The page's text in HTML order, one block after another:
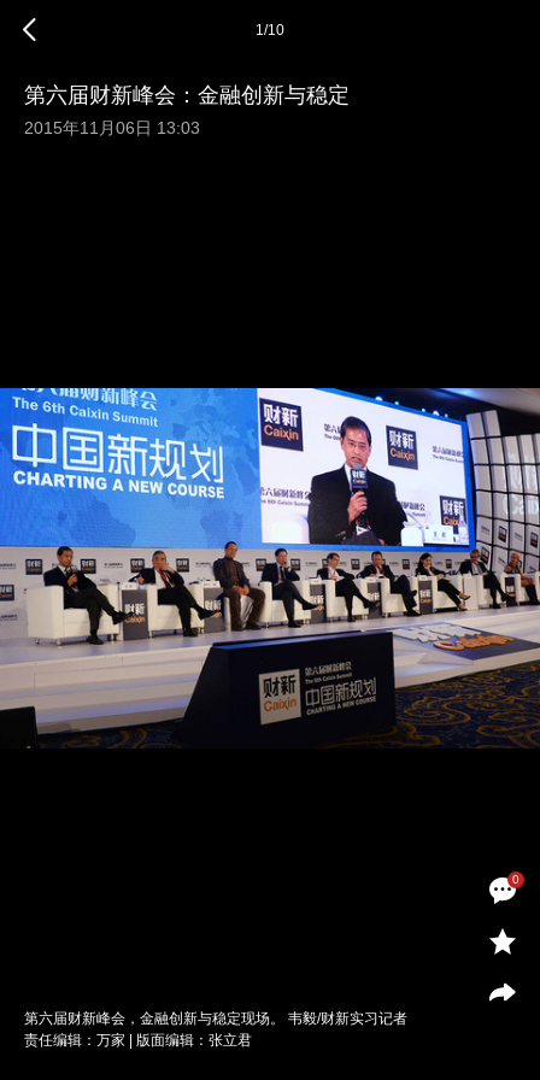
0
1/10
第六届财新峰会：金融创新与稳定
2015年11月06日 13:03
第六届财新峰会，金融创新与稳定现场。 韦毅/财新实习记者
责任编辑：万家 | 版面编辑：张立君